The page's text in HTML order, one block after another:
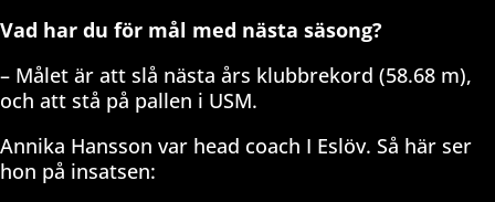
Vad har du för mål med nästa säsong?
– Målet är att slå nästa års klubbrekord (58.68 m),
och att stå på pallen i USM.
Annika Hansson var head coach I Eslöv. Så här ser
hon på insatsen: